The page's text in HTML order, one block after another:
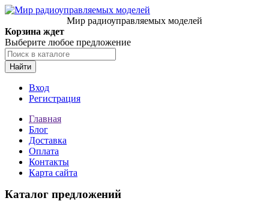
Мир радиоуправляемых моделей
Корзина ждет
Выберите любое предложение
Найти
Вход
Регистрация
Главная
Блог
Доставка
Оплата
Контакты
Карта сайта
Каталог предложений